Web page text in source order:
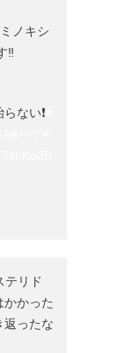
ノキシ
‼️
ない❗️
テリド
かかった
返ったな